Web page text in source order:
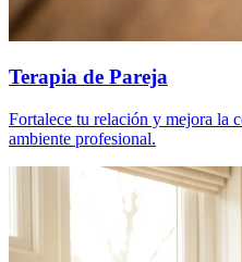
Terapia de Pareja
Fortalece tu relación y mejora la
ambiente profesional.